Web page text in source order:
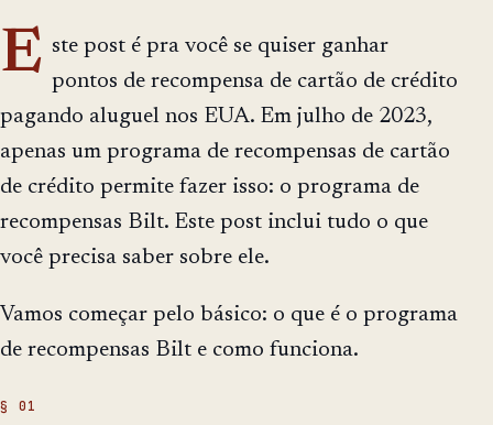
E ste post é pra você se quiser ganhar
pontos de recompensa de cartão de crédito
pagando aluguel nos EUA. Em julho de 2023,
apenas um programa de recompensas de cartão
de crédito permite fazer isso: o programa de
recompensas Bilt. Este post inclui tudo o que
você precisa saber sobre ele.
Vamos começar pelo básico: o que é o programa
de recompensas Bilt e como funciona.